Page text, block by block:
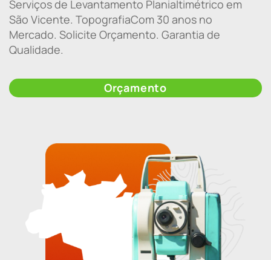
Serviços de Levantamento Planialtimétrico em
São Vicente. TopografiaCom 30 anos no
Mercado. Solicite Orçamento. Garantia de
Qualidade.
Orçamento